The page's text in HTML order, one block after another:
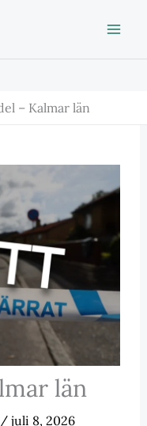
– Kalmar län
län
/ juli 8, 2026